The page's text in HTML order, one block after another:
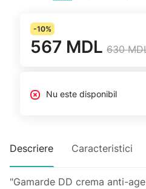
-10%
567 MDL 630
Nu este disponibil
Descriere Caracteristici
"Gamarde DD crema anti-